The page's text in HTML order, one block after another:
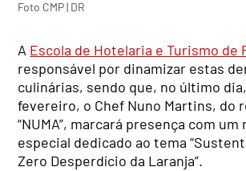
Foto CMP | DR
A Escola de Hotelaria e Turismo de
responsável por dinamizar estas
culinárias, sendo que, no último
fevereiro, o Chef Nuno Martins, do
“NUMA”, marcará presença com
especial dedicado ao tema
Zero Desperdício da Laranja”.